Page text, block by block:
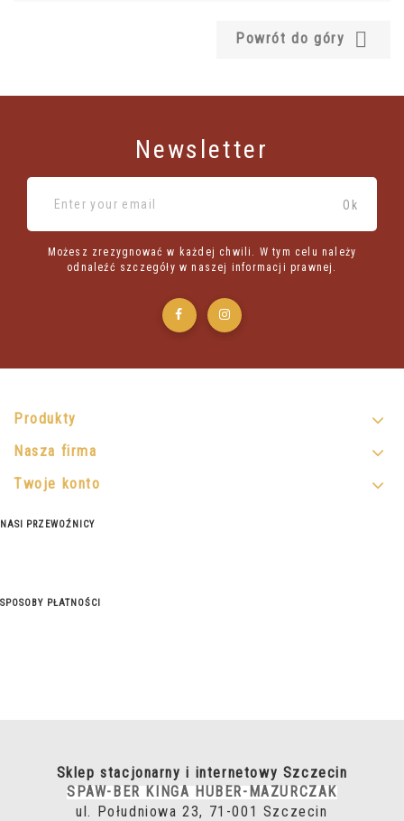
Powrót do góry 
Newsletter
Możesz zrezygnować w każdej chwili. W tym celu należy
odnaleźć szczegóły w naszej informacji prawnej.
Produkty
Nasza firma
Twoje konto
NASI PRZEWOŹNICY
SPOSOBY PŁATNOŚCI
Sklep stacjonarny i internetowy Szczecin
SPAW-BER KINGA HUBER-MAZURCZAK
ul. Południowa 23, 71-001 Szczecin